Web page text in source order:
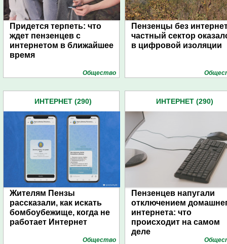
Придется терпеть: что
ждет пензенцев с
интернетом в ближайшее
время
Общество
Пензенцы без
частный сектор
в цифровой изоляции
ИНТЕРНЕТ (290)
Жителям Пензы
рассказали, как искать
бомбоубежище, когда не
работает Интернет
Общество
ИНТЕРНЕТ (290)
Пензенцев напугали
отключением
интернета: что
происходит на самом
деле